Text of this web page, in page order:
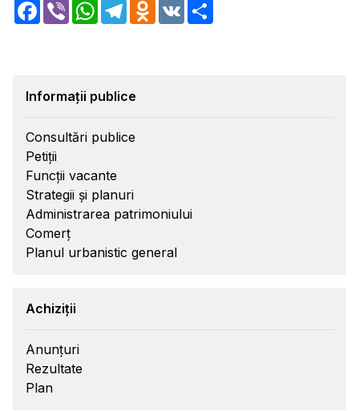
Facebook
Viber WhatsApp
TelegramOdnoklassniki
VK
Informații publice
Consultări publice
Petiții
Funcții vacante
Strategii și planuri
Administrarea patrimoniului
Comerț
Planul urbanistic general
Achiziții
Anunțuri
Rezultate
Plan